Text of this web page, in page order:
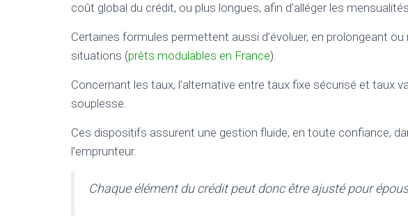
coût global du crédit, ou plus longues, afin d’alléger les
Certaines formules permettent aussi d’évoluer, en prolongeant
situations (prêts modulables en France).
Concernant les taux, l’alternative entre taux fixe sécurisé et taux
souplesse.
Ces dispositifs assurent une gestion fluide, en toute confiance,
l’emprunteur.
Chaque élément du crédit peut donc être ajusté pour